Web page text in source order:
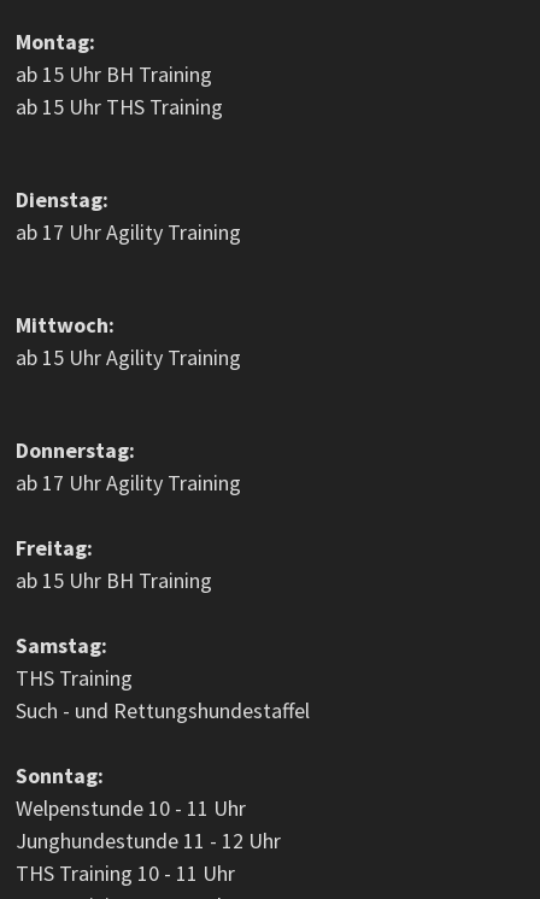
Montag:
ab 15 Uhr BH Training
ab 15 Uhr THS Training
Dienstag:
ab 17 Uhr Agility Training
Mittwoch:
ab 15 Uhr Agility Training
Donnerstag:
ab 17 Uhr Agility Training
Freitag:
ab 15 Uhr BH Training
Samstag:
THS Training
Such - und Rettungshundestaffel
Sonntag:
Welpenstunde 10 - 11 Uhr
Junghundestunde 11 - 12 Uhr
THS Training 10 - 11 Uhr